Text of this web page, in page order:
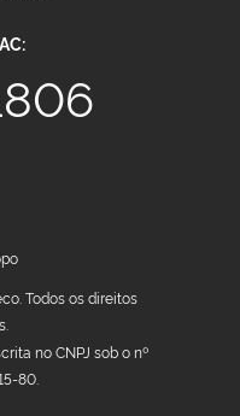
Todos os direitos
no CNPJ sob o nº
80.